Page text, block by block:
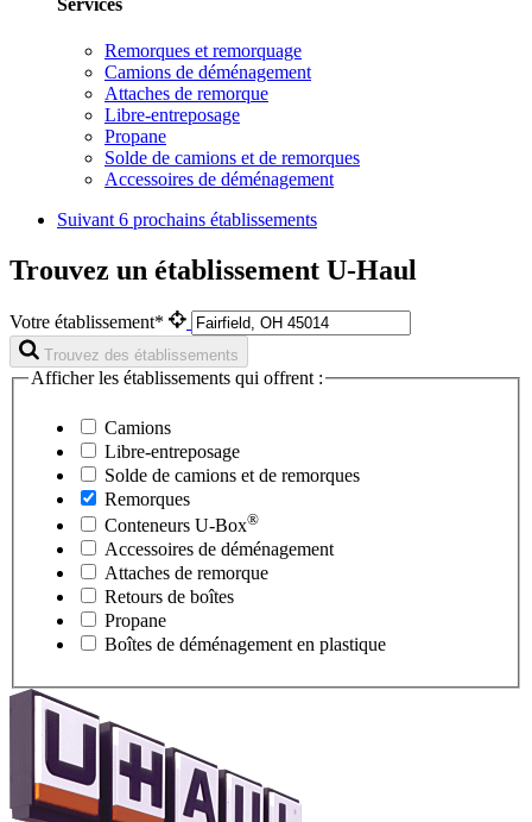
Remorques et remorquage
Camions de déménagement
Attaches de remorque
Libre-entreposage
Propane
Solde de camions et de remorques
Accessoires de déménagement
Suivant 6 prochains établissements
Trouvez un établissement U-Haul
Votre établissement*
Trouvez des établissements
Afficher les établissements qui offrent :
Camions
Libre-entreposage
Solde de camions et de remorques
Remorques
Conteneurs U-Box®
Accessoires de déménagement
Attaches de remorque
Retours de boîtes
Propane
Boîtes de déménagement en plastique